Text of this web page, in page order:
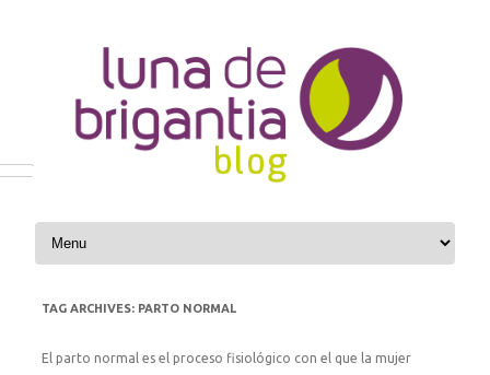
Skip to content
TAG ARCHIVES: PARTO NORMAL
El parto normal es el proceso fisiológico con el que la mujer